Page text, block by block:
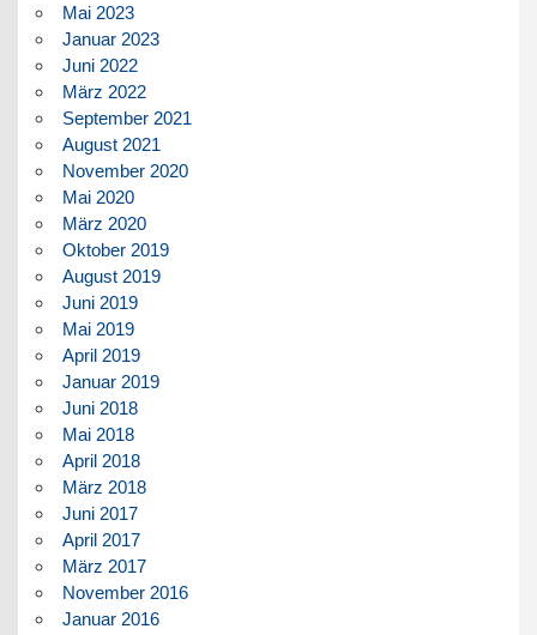
Mai 2023
Januar 2023
Juni 2022
März 2022
September 2021
August 2021
November 2020
Mai 2020
März 2020
Oktober 2019
August 2019
Juni 2019
Mai 2019
April 2019
Januar 2019
Juni 2018
Mai 2018
April 2018
März 2018
Juni 2017
April 2017
März 2017
November 2016
Januar 2016